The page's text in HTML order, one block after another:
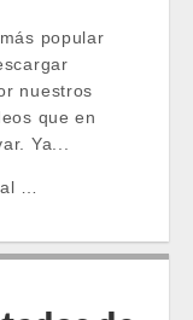
popular
nuestros
que en
Ya...
…